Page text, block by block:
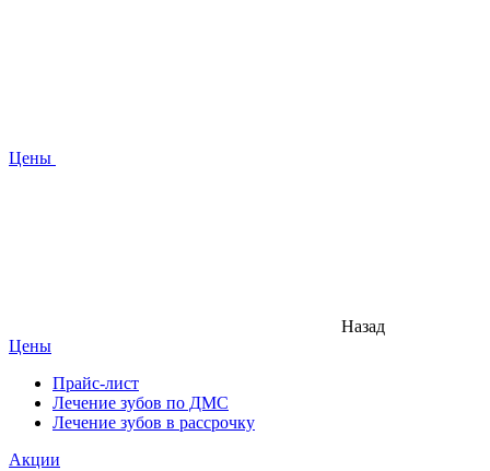
Цены
Назад
Цены
Прайс-лист
Лечение зубов по ДМС
Лечение зубов в рассрочку
Акции